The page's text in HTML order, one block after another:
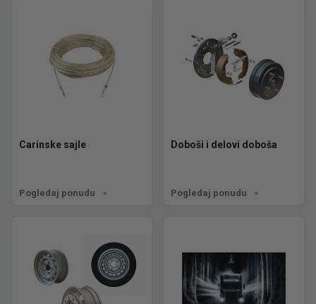
Carinske sajle
Pogledaj ponudu
Doboši i delovi doboša
Pogledaj ponudu